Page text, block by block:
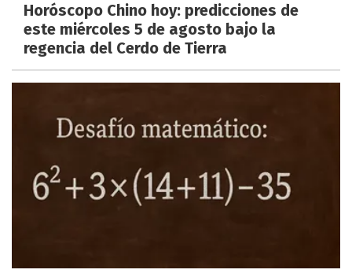
Horóscopo Chino hoy: predicciones de
este miércoles 5 de agosto bajo la
regencia del Cerdo de Tierra